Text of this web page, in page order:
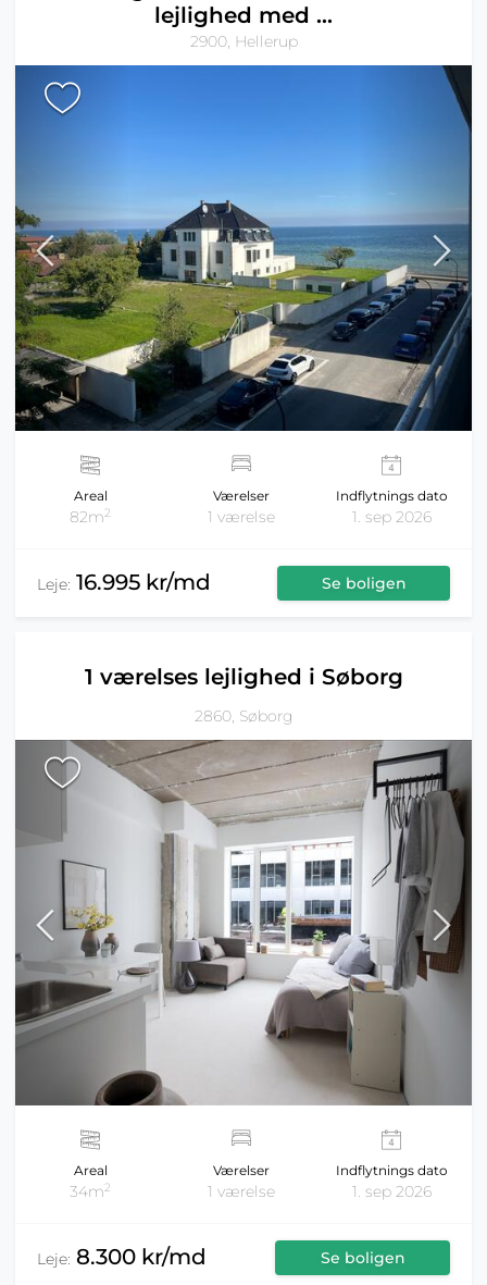
lejlighed med ...
2900, Hellerup
Areal
82m2
Værelser
1 værelse
Indflytnings dato
1. sep 2026
Leje: 16.995 kr/md Se boligen
1 værelses lejlighed i Søborg
2860, Søborg
Areal
34m2
Værelser
1 værelse
Indflytnings dato
1. sep 2026
Leje: 8.300 kr/md Se boligen